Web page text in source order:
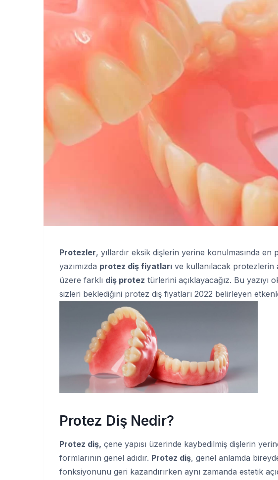
Protezler, yıllardır eksik dişlerin yerine konulmasında
yazımızda protez diş fiyatları ve kullanılacak protezlerin
üzere farklı diş protez türlerini açıklayacağız. Bu yazıyı
sizleri beklediğini protez diş fiyatları 2022 belirleyen
Protez Diş Nedir?
Protez diş, çene yapısı üzerinde kaybedilmiş dişlerin
formlarının genel adıdır. Protez diş, genel anlamda
fonksiyonunu geri kazandırırken aynı zamanda estetik